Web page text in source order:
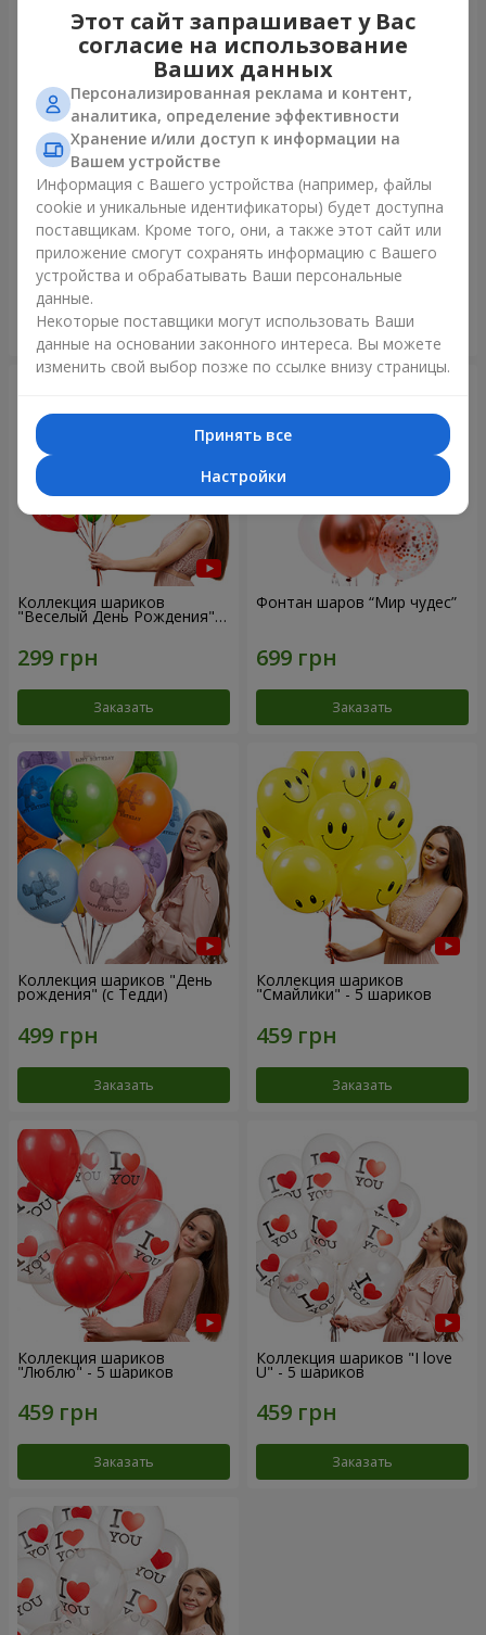
Коллекция шариков
"Веселый День Рождения" -
7 шариков
Заказать
Микс гелиевых шариков
"Поздравление!"
Заказать
Коллекция шариков
"Веселый День Рождения" -
Заказать
Фонтан шаров “Мир чудес”
Заказать
Коллекция шариков "День
рождения" (с Тедди)
Заказать
Коллекция шариков
"Смайлики" - 5 шариков
Заказать
Коллекция шариков
"Люблю" - 5 шариков
Заказать
Коллекция шариков "I love
U" - 5 шариков
Заказать
Этот сайт запрашивает у Вас
согласие на использование
Ваших данных
Персонализированная реклама и контент,
аналитика, определение эффективности
Хранение и/или доступ к информации на
Вашем устройстве
Информация с Вашего устройства (например, файлы
cookie и уникальные идентификаторы) будет доступна
поставщикам. Кроме того, они, а также этот сайт или
приложение смогут сохранять информацию с Вашего
устройства и обрабатывать Ваши персональные
данные.
Некоторые поставщики могут использовать Ваши
данные на основании законного интереса. Вы можете
изменить свой выбор позже по ссылке внизу страницы.
Принять все
Настройки